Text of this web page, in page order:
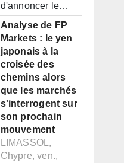
d'annoncer le…
Analyse de FP
Markets : le yen
japonais à la
croisée des
chemins alors
que les marchés
s'interrogent sur
son prochain
mouvement
LIMASSOL,
Chypre, ven.,